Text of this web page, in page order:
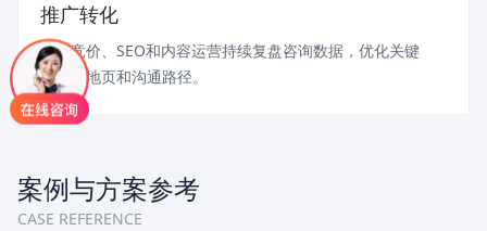
推广转化
结合竞价、SEO和内容运营持续复盘咨询数据，优化关键
词、落地页和沟通路径。
案例与方案参考
CASE REFERENCE